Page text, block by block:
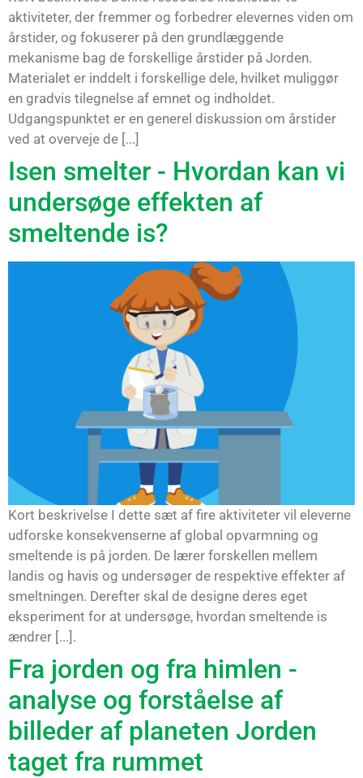
aktiviteter, der fremmer og forbedrer elevernes viden om
årstider, og fokuserer på den grundlæggende
mekanisme bag de forskellige årstider på Jorden.
Materialet er inddelt i forskellige dele, hvilket muliggør
en gradvis tilegnelse af emnet og indholdet.
Udgangspunktet er en generel diskussion om årstider
ved at overveje de [...]
Isen smelter - Hvordan kan vi
undersøge effekten af
smeltende is?
Kort beskrivelse I dette sæt af fire aktiviteter vil eleverne
udforske konsekvenserne af global opvarmning og
smeltende is på jorden. De lærer forskellen mellem
landis og havis og undersøger de respektive effekter af
smeltningen. Derefter skal de designe deres eget
eksperiment for at undersøge, hvordan smeltende is
ændrer [...].
Fra jorden og fra himlen -
analyse og forståelse af
billeder af planeten Jorden
taget fra rummet